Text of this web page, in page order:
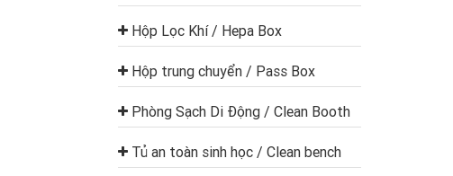
Hộp Lọc Khí / Hepa Box
Hộp trung chuyển / Pass Box
Phòng Sạch Di Động / Clean Booth
Tủ an toàn sinh học / Clean bench